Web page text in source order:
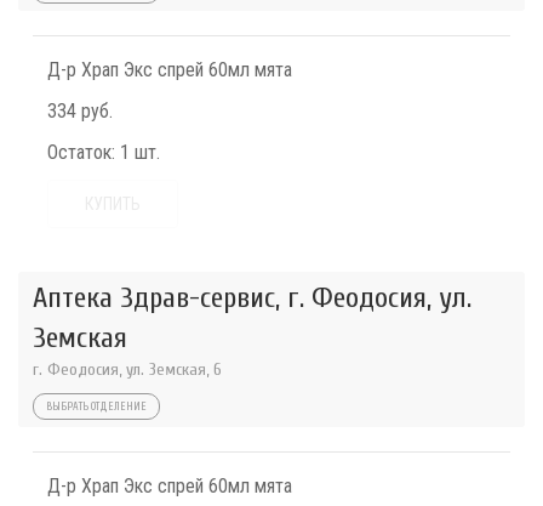
Д-р Храп Экс спрей 60мл мята
334 руб.
Остаток: 1 шт.
Аптека Здрав-сервис, г. Феодосия, ул.
Земская
г. Феодосия, ул. Земская, 6
ВЫБРАТЬ ОТДЕЛЕНИЕ
Д-р Храп Экс спрей 60мл мята